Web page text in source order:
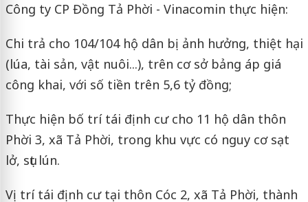
Công ty CP Đồng Tả Phời - Vinacomin thực hiện:
Chi trả cho 104/104 hộ dân bị ảnh hưởng, thiệt hại
(lúa, tài sản, vật nuôi...), trên cơ sở bảng áp giá
công khai, với số tiền trên 5,6 tỷ đồng;
Thực hiện bố trí tái định cư cho 11 hộ dân thôn
Phời 3, xã Tả Phời, trong khu vực có nguy cơ sạt
lở, sụt lún.
Vị trí tái định cư tại thôn Cóc 2, xã Tả Phời, thành